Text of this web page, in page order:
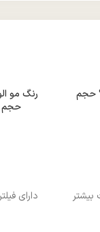
رنگ مو الوکسین سری طبیعی شماره 0-9 حجم
حجم 120 میل رنگ بلوند طبیعی دودی
دارای